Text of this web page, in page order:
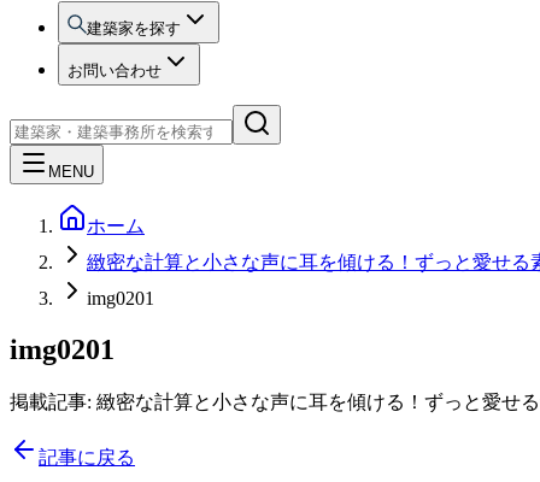
建築家を探す
お問い合わせ
MENU
ホーム
緻密な計算と小さな声に耳を傾ける！ずっと愛せる
img0201
img0201
掲載記事: 緻密な計算と小さな声に耳を傾ける！ずっと愛せ
記事に戻る